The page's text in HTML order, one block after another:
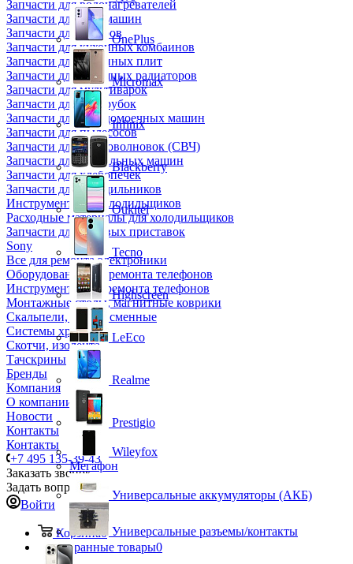
Запчасти для водонагревателей
Запчасти для кофемашин
Запчасти для кулеров
Запчасти для кухонных комбаинов
Запчасти для кухонных плит
Запчасти для масляных радиаторов
Запчасти для мультиварок
Запчасти для мясорубок
Запчасти для посудомоечных машин
Запчасти для пылесосов
Запчасти для микроволновок (СВЧ)
Запчасти для стиральных машин
Запчасти для хлебопечек
Запчасти для холодильников
Инструмент для холодильщиков
Расходные материалы для холодильщиков
Запчасти для игровых приставок
Sony
Все для ремонта электроники
Оборудование для ремонта телефонов
Инструменты для ремонта телефонов
Монтажные столы, магнитные коврики
Скальпели, лезвия сменные
Системы хранения
Скотчи, изолента
Тачскрины
Бренды
Компания
О компании
Новости
Контакты
Контакты
+7 495 135-39-43
Заказать звонок
Задать вопрос
Войти
Корзина0
Избранные товары0
OnePlus
Micromax
Infinix
Blackberry
Oukitel
Tecno
Highscreen
LeEco
Realme
Prestigio
Wileyfox
Мегафон
Универсальные аккумуляторы (АКБ)
Универсальные разъемы/контакты